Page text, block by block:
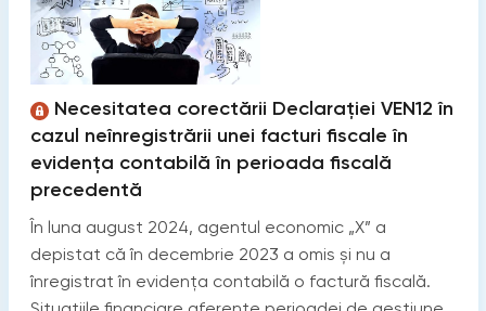
Necesitatea corectării Declarației VEN12 în
cazul neînregistrării unei facturi fiscale în
evidența contabilă în perioada fiscală
precedentă
În luna august 2024, agentul economic „X” a
depistat că în decembrie 2023 a omis și nu a
înregistrat în evidența contabilă o factură fiscală.